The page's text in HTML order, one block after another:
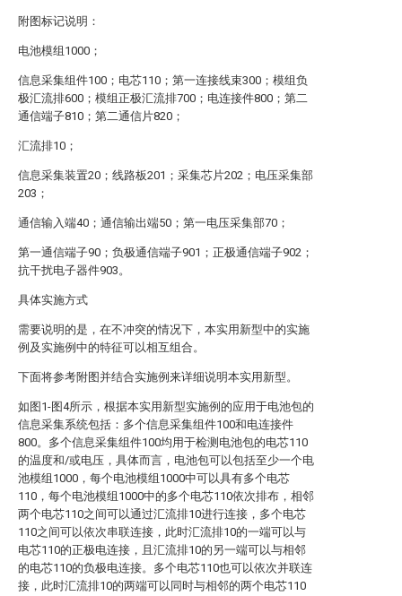
附图标记说明：
电池模组1000；
信息采集组件100；电芯110；第一连接线束300；模组负
极汇流排600；模组正极汇流排700；电连接件800；第二
通信端子810；第二通信片820；
汇流排10；
信息采集装置20；线路板201；采集芯片202；电压采集部
203；
通信输入端40；通信输出端50；第一电压采集部70；
第一通信端子90；负极通信端子901；正极通信端子902；
抗干扰电子器件903。
具体实施方式
需要说明的是，在不冲突的情况下，本实用新型中的实施
例及实施例中的特征可以相互组合。
下面将参考附图并结合实施例来详细说明本实用新型。
如图1-图4所示，根据本实用新型实施例的应用于电池包的
信息采集系统包括：多个信息采集组件100和电连接件
800。多个信息采集组件100均用于检测电池包的电芯110
的温度和/或电压，具体而言，电池包可以包括至少一个电
池模组1000，每个电池模组1000中可以具有多个电芯
110，每个电池模组1000中的多个电芯110依次排布，相邻
两个电芯110之间可以通过汇流排10进行连接，多个电芯
110之间可以依次串联连接，此时汇流排10的一端可以与
电芯110的正极电连接，且汇流排10的另一端可以与相邻
的电芯110的负极电连接。多个电芯110也可以依次并联连
接，此时汇流排10的两端可以同时与相邻的两个电芯110